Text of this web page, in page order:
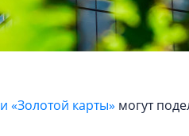
«Золотой карты» могут